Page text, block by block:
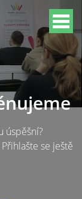
úspěšní?
se ještě